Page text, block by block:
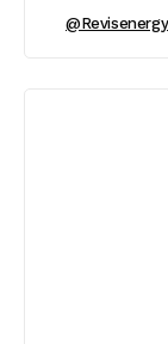
@revisenergy